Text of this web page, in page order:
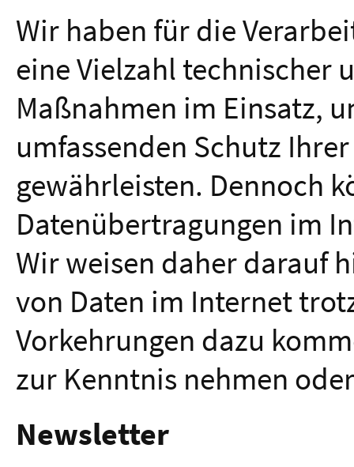
Wir haben für die
eine Vielzahl technischer
Maßnahmen im Einsatz,
umfassenden Schutz
gewährleisten. Dennoch
Datenübertragungen im
Wir weisen daher darauf
von Daten im Internet
Vorkehrungen dazu
zur Kenntnis nehmen
Newsletter